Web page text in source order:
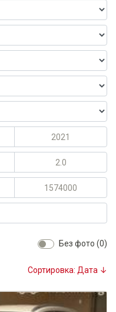
Без фото (0)
Сортировка: Дата ↓